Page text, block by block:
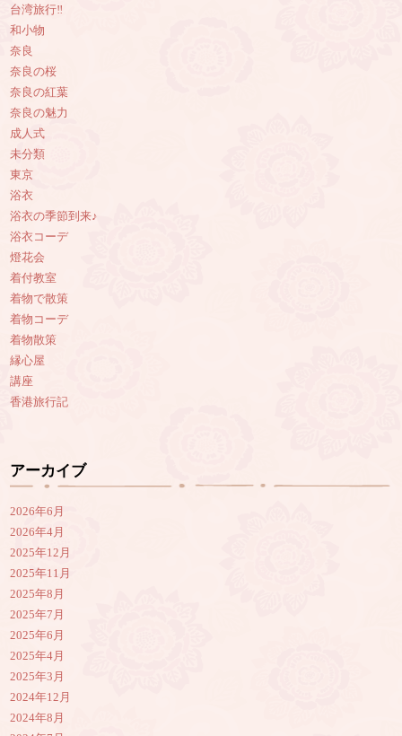
台湾旅行‼︎
和小物
奈良
奈良の桜
奈良の紅葉
奈良の魅力
成人式
未分類
東京
浴衣
浴衣の季節到来♪
浴衣コーデ
燈花会
着付教室
着物で散策
着物コーデ
着物散策
縁心屋
講座
香港旅行記
アーカイブ
2026年6月
2026年4月
2025年12月
2025年11月
2025年8月
2025年7月
2025年6月
2025年4月
2025年3月
2024年12月
2024年8月